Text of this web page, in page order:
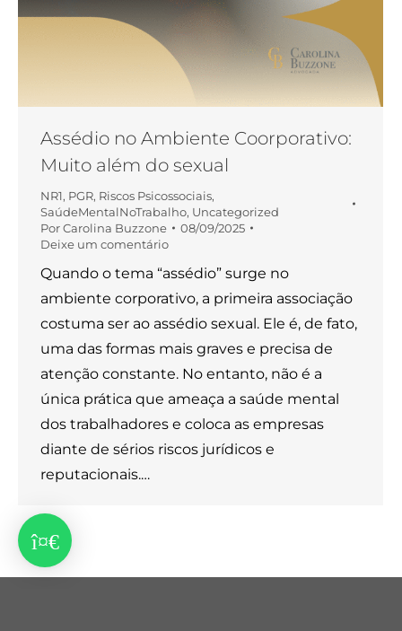
Assédio no Ambiente Coorporativo:
Muito além do sexual
NR1, PGR, Riscos Psicossociais,
SaúdeMentalNoTrabalho, Uncategorized
PorCarolina Buzzone
08/09/2025
Deixe um comentário
Quando o tema “assédio” surge no
ambiente corporativo, a primeira associação
costuma ser ao assédio sexual. Ele é, de fato,
uma das formas mais graves e precisa de
atenção constante. No entanto, não é a
única prática que ameaça a saúde mental
dos trabalhadores e coloca as empresas
diante de sérios riscos jurídicos e
reputacionais.…